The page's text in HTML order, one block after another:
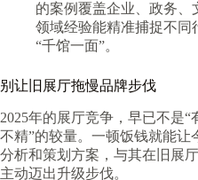
的案例覆盖企业、政务、
领域经验能精准捕捉不同
“千馆一面”。
别让旧展厅拖慢品牌步伐
2025年的展厅竞争，早已不是“
不精”的较量。一顿饭钱就能让
分析和策划方案，与其在旧展
主动迈出升级步伐。